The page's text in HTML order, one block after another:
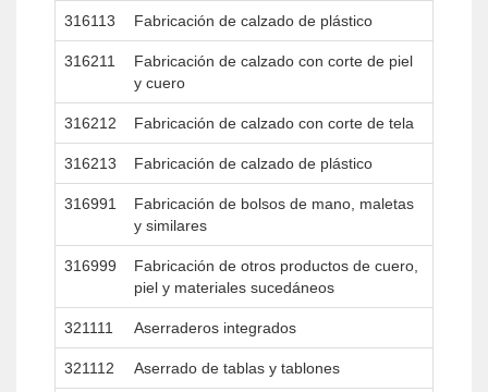
316113 Fabricación de calzado de plástico
316211
Fabricación de calzado con corte de piel
y cuero
316212 Fabricación de calzado con corte de tela
316213 Fabricación de calzado de plástico
316991
Fabricación de bolsos de mano, maletas
y similares
316999
Fabricación de otros productos de cuero,
piel y materiales sucedáneos
321111 Aserraderos integrados
321112 Aserrado de tablas y tablones